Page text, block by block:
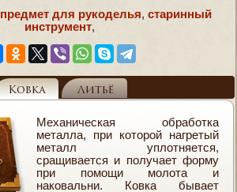
предмет для рукоделья, старинный
инструмент,
Ковка Литьё
Механическая обработка
металла, при которой нагретый
металл уплотняется,
сращивается и получает форму
при помощи молота и
наковальни. Ковка бывает